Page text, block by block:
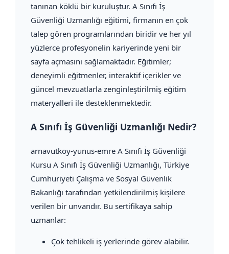
tanınan köklü bir kuruluştur. A Sınıfı İş
Güvenliği Uzmanlığı eğitimi, firmanın en çok
talep gören programlarından biridir ve her yıl
yüzlerce profesyonelin kariyerinde yeni bir
sayfa açmasını sağlamaktadır. Eğitimler;
deneyimli eğitmenler, interaktif içerikler ve
güncel mevzuatlarla zenginleştirilmiş eğitim
materyalleri ile desteklenmektedir.
A Sınıfı İş Güvenliği Uzmanlığı Nedir?
arnavutkoy-yunus-emre A Sınıfı İş Güvenliği
Kursu A Sınıfı İş Güvenliği Uzmanlığı, Türkiye
Cumhuriyeti Çalışma ve Sosyal Güvenlik
Bakanlığı tarafından yetkilendirilmiş kişilere
verilen bir unvandır. Bu sertifikaya sahip
uzmanlar:
Çok tehlikeli iş yerlerinde görev alabilir.